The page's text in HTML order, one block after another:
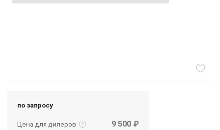
по запросу
Цена для дилеров 9 500 ₽